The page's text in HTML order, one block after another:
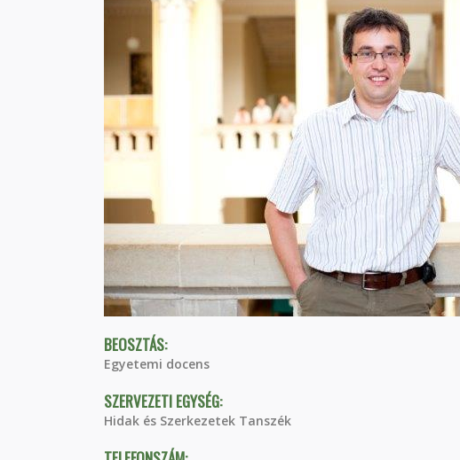
BEOSZTÁS:
Egyetemi docens
SZERVEZETI EGYSÉG:
Hidak és Szerkezetek Tanszék